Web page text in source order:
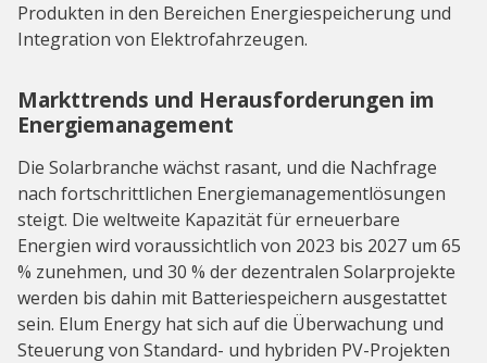
Produkten in den Bereichen Energiespeicherung und
Integration von Elektrofahrzeugen.
Markttrends und Herausforderungen im
Energiemanagement
Die Solarbranche wächst rasant, und die Nachfrage
nach fortschrittlichen Energiemanagementlösungen
steigt. Die weltweite Kapazität für erneuerbare
Energien wird voraussichtlich von 2023 bis 2027 um 65
% zunehmen, und 30 % der dezentralen Solarprojekte
werden bis dahin mit Batteriespeichern ausgestattet
sein. Elum Energy hat sich auf die Überwachung und
Steuerung von Standard- und hybriden PV-Projekten